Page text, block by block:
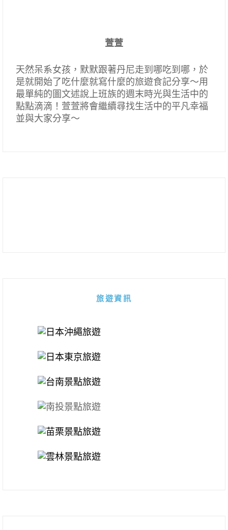
萱萱
天然呆系女孩，默默跟著丹尼走到哪吃到哪，於
是就開始了吃什麼就寫什麼的旅遊食記分享～用
最單純的圖文述說上班族的週末時光與生活中的
點點滴滴！萱萱將會繼續尋找生活中的平凡幸福
並與大家分享～
旅遊資訊